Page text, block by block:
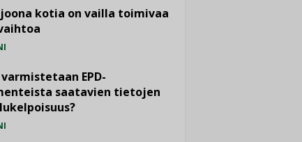
kotia on vailla toimivaa
EPD-
saatavien tietojen